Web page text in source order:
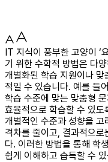
IT 지식이 풍부한 고양이 ‘
기 위한 수학적 방법은 다
개별화된 학습 지원이나
적일 수 있습니다. 예를 들
학습 수준에 맞는 맞춤형
효율적으로 학습할 수 있도
개별적인 수준과 성향을
격차를 줄이고, 결과적으
다. 이러한 방법을 통해 학
쉽게 이해하고 습득할 수